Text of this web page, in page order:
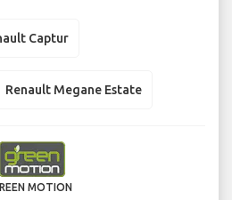
Captur
Renault Megane Estate
MOTION